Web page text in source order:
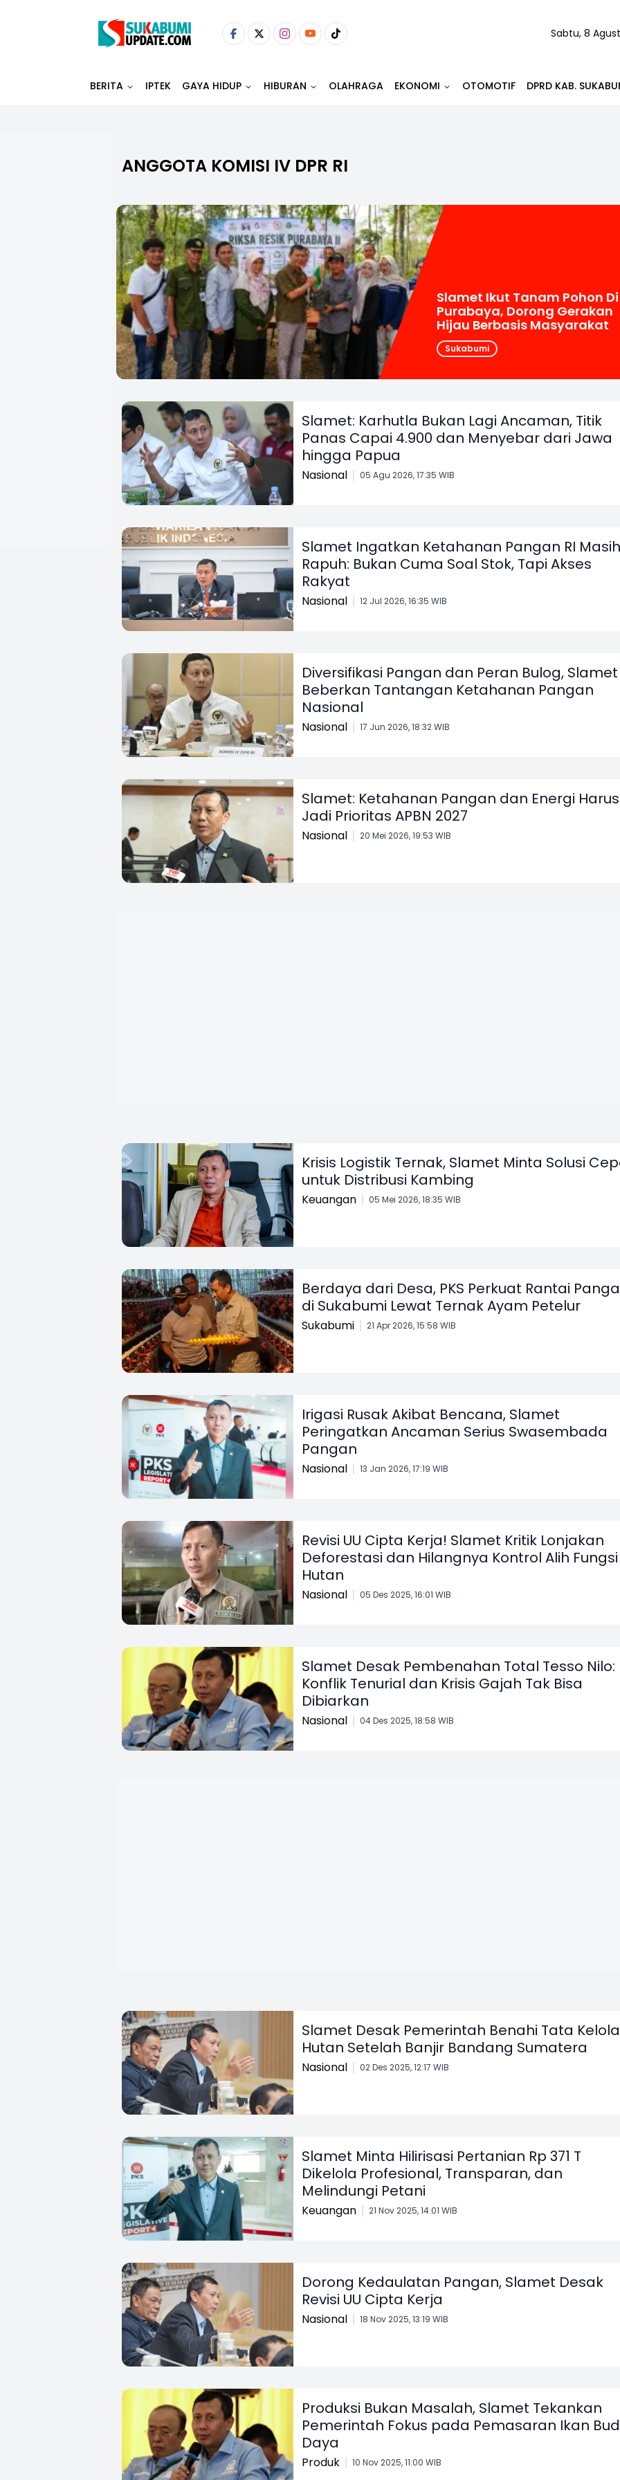
Sabtu, 8
BERITA IPTEK GAYA HIDUP HIBURAN OLAHRAGA EKONOMI OTOMOTIF DPRD KAB.
ANGGOTA KOMISI IV DPR RI
Slamet Ikut Tanam Pohon Di
Purabaya, Dorong Gerakan
Hijau Berbasis Masyarakat
Sukabumi
Slamet: Karhutla Bukan Lagi Ancaman, Titik
Panas Capai 4.900 dan Menyebar dari Jawa
hingga Papua
Nasional 05 Agu 2026, 17:35 WIB
Slamet Ingatkan Ketahanan Pangan RI Masih
Rapuh: Bukan Cuma Soal Stok, Tapi Akses
Rakyat
Nasional 12 Jul 2026, 16:35 WIB
Diversifikasi Pangan dan Peran Bulog, Slamet
Beberkan Tantangan Ketahanan Pangan
Nasional
Nasional 17 Jun 2026, 18:32 WIB
Slamet: Ketahanan Pangan dan Energi Harus
Jadi Prioritas APBN 2027
Nasional 20 Mei 2026, 19:53 WIB
Krisis Logistik Ternak, Slamet Minta Solusi
untuk Distribusi Kambing
Keuangan 05 Mei 2026, 18:35 WIB
Berdaya dari Desa, PKS Perkuat Rantai
di Sukabumi Lewat Ternak Ayam Petelur
Sukabumi 21 Apr 2026, 15:58 WIB
Irigasi Rusak Akibat Bencana, Slamet
Peringatkan Ancaman Serius Swasembada
Pangan
Nasional 13 Jan 2026, 17:19 WIB
Revisi UU Cipta Kerja! Slamet Kritik Lonjakan
Deforestasi dan Hilangnya Kontrol Alih Fungsi
Hutan
Nasional 05 Des 2025, 16:01 WIB
Slamet Desak Pembenahan Total Tesso Nilo:
Konflik Tenurial dan Krisis Gajah Tak Bisa
Dibiarkan
Nasional 04 Des 2025, 18:58 WIB
Slamet Desak Pemerintah Benahi Tata Kelola
Hutan Setelah Banjir Bandang Sumatera
Nasional 02 Des 2025, 12:17 WIB
Slamet Minta Hilirisasi Pertanian Rp 371 T
Dikelola Profesional, Transparan, dan
Melindungi Petani
Keuangan 21 Nov 2025, 14:01 WIB
Dorong Kedaulatan Pangan, Slamet Desak
Revisi UU Cipta Kerja
Nasional 18 Nov 2025, 13:19 WIB
Produksi Bukan Masalah, Slamet Tekankan
Pemerintah Fokus pada Pemasaran Ikan
Daya
Produk 10 Nov 2025, 11:00 WIB